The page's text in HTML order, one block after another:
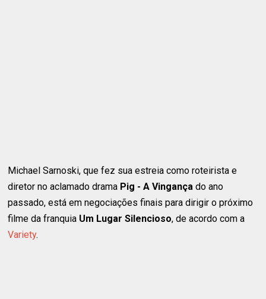
Michael Sarnoski, que fez sua estreia como roteirista e
diretor no aclamado drama Pig - A Vingançado ano
passado, está em negociações finais para dirigir o próximo
filme da franquia Um Lugar Silencioso, de acordo com a
Variety.